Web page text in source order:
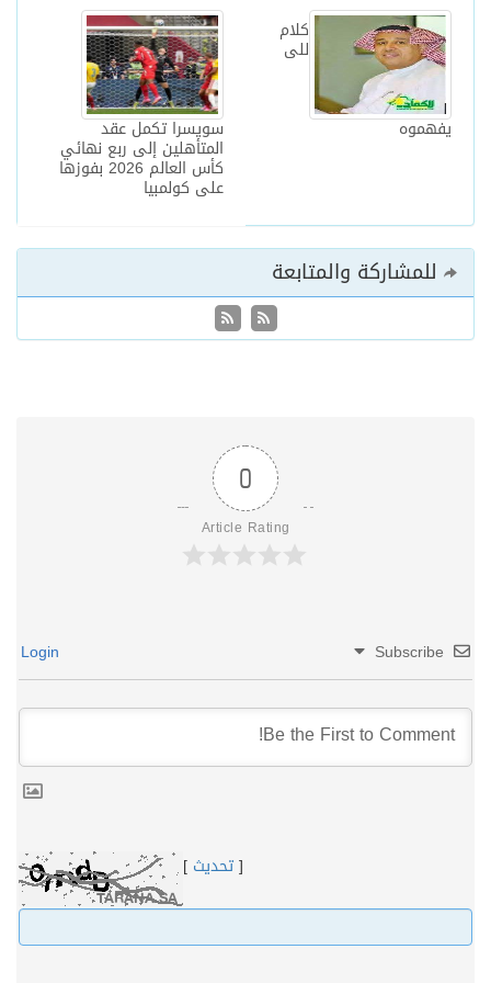
سويسرا تكمل عقد
المتأهلين إلى ربع نهائي
كأس العالم 2026 بفوزها
على كولمبيا
كلام
للى
يفهموه
للمشاركة والمتابعة
0
Article Rating
Subscribe
[تحديث ]